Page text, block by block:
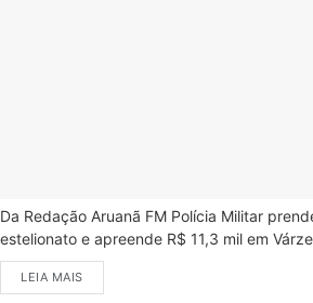
Da Redação Aruanã FM Polícia Militar
estelionato e apreende R$ 11,3 mil em
LEIA MAIS